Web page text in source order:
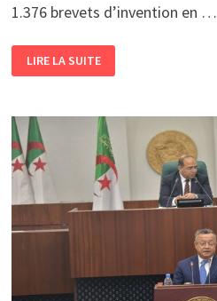
1.376 brevets d’invention en …
RECHERCHE
SCIENTIFIQUE
ET
L’ALGÉRIE
ENREGISTRE
1.376
NOUVEAUX
BREVETS
D’INVENTION
LIRE LA SUITE